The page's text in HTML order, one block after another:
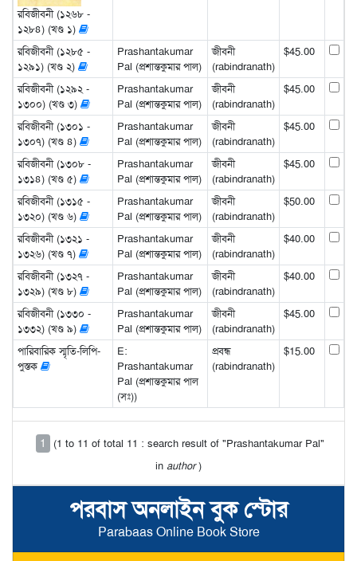
পরবাস অনলাইন বুক স্টোর
Parabaas Online Book Store
রবিজীবনী (১২৬৮ -
১২৮৪) (খণ্ড ১)
রবিজীবনী (১২৮৫ -
১২৯১) (খণ্ড ২)
Prashantakumar
Pal (প্রশান্তকুমার পাল)
জীবনী
(rabindranath)
$45.00
রবিজীবনী (১২৯২ -
১৩০০) (খণ্ড ৩)
Prashantakumar
Pal (প্রশান্তকুমার পাল)
জীবনী
(rabindranath)
$45.00
রবিজীবনী (১৩০১ -
১৩০৭) (খণ্ড ৪)
Prashantakumar
Pal (প্রশান্তকুমার পাল)
জীবনী
(rabindranath)
$45.00
রবিজীবনী (১৩০৮ -
১৩১৪) (খণ্ড ৫)
Prashantakumar
Pal (প্রশান্তকুমার পাল)
জীবনী
(rabindranath)
$45.00
রবিজীবনী (১৩১৫ -
১৩২০) (খণ্ড ৬)
Prashantakumar
Pal (প্রশান্তকুমার পাল)
জীবনী
(rabindranath)
$50.00
রবিজীবনী (১৩২১ -
১৩২৬) (খণ্ড ৭)
Prashantakumar
Pal (প্রশান্তকুমার পাল)
জীবনী
(rabindranath)
$40.00
রবিজীবনী (১৩২৭ -
১৩২৯) (খণ্ড ৮)
Prashantakumar
Pal (প্রশান্তকুমার পাল)
জীবনী
(rabindranath)
$40.00
রবিজীবনী (১৩৩০ -
১৩৩২) (খণ্ড ৯)
Prashantakumar
Pal (প্রশান্তকুমার পাল)
জীবনী
(rabindranath)
$45.00
পারিবারিক স্মৃতি-লিপি-
পুস্তক
E:
Prashantakumar
Pal (প্রশান্তকুমার পাল
(সঃ))
প্রবন্ধ
(rabindranath)
$15.00
1
(1 to 11 of total 11 : search result of "Prashantakumar Pal"
in author)